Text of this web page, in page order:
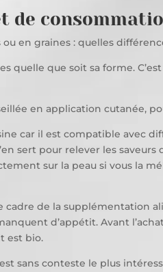
de
en graines : quelles
quelle que soit sa forme.
en application cutanée,
car il est compatible avec
sert pour relever les saveurs
sur la peau si vous la
cadre de la supplémentation
d’appétit. Avant
est bio.
est sans conteste le plus